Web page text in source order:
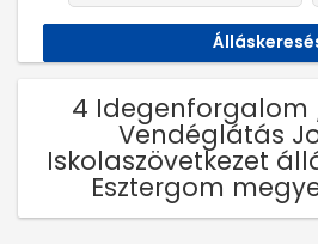
4 Idegenforgalom
Vendéglátás
Iskolaszövetkezet
Esztergom